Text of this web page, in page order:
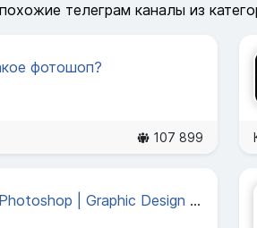
телеграм каналы из
фотошоп?
107 899
Adobe Photoshop | Graphic Design | Фотошоп